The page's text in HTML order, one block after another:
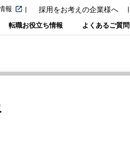
報 採用をお考えの企業様へ
転職お役立ち情報 よくあるご質問